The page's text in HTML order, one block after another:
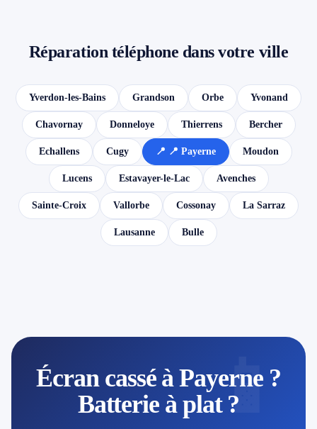
Réparation téléphone dans votre ville
Yverdon-les-Bains Grandson Orbe Yvonand
Chavornay Donneloye Thierrens Bercher
Echallens Cugy 📍 📍 Payerne Moudon
Lucens Estavayer-le-Lac Avenches
Sainte-Croix Vallorbe Cossonay La Sarraz
Lausanne Bulle
📱
Écran cassé à Payerne ?
Batterie à plat ?